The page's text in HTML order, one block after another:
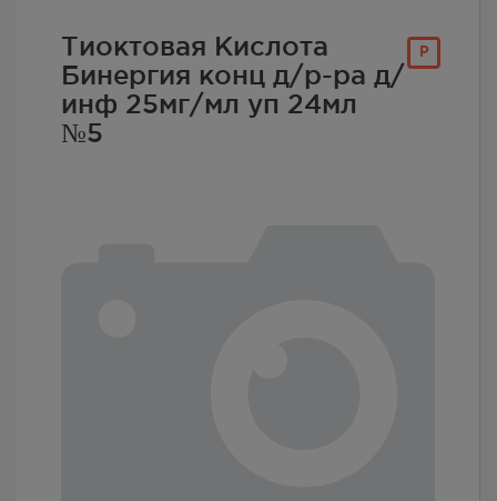
Р
Тиоктовая Кислота
Бинергия конц д/р-ра д/
инф 25мг/мл уп 24мл
№5